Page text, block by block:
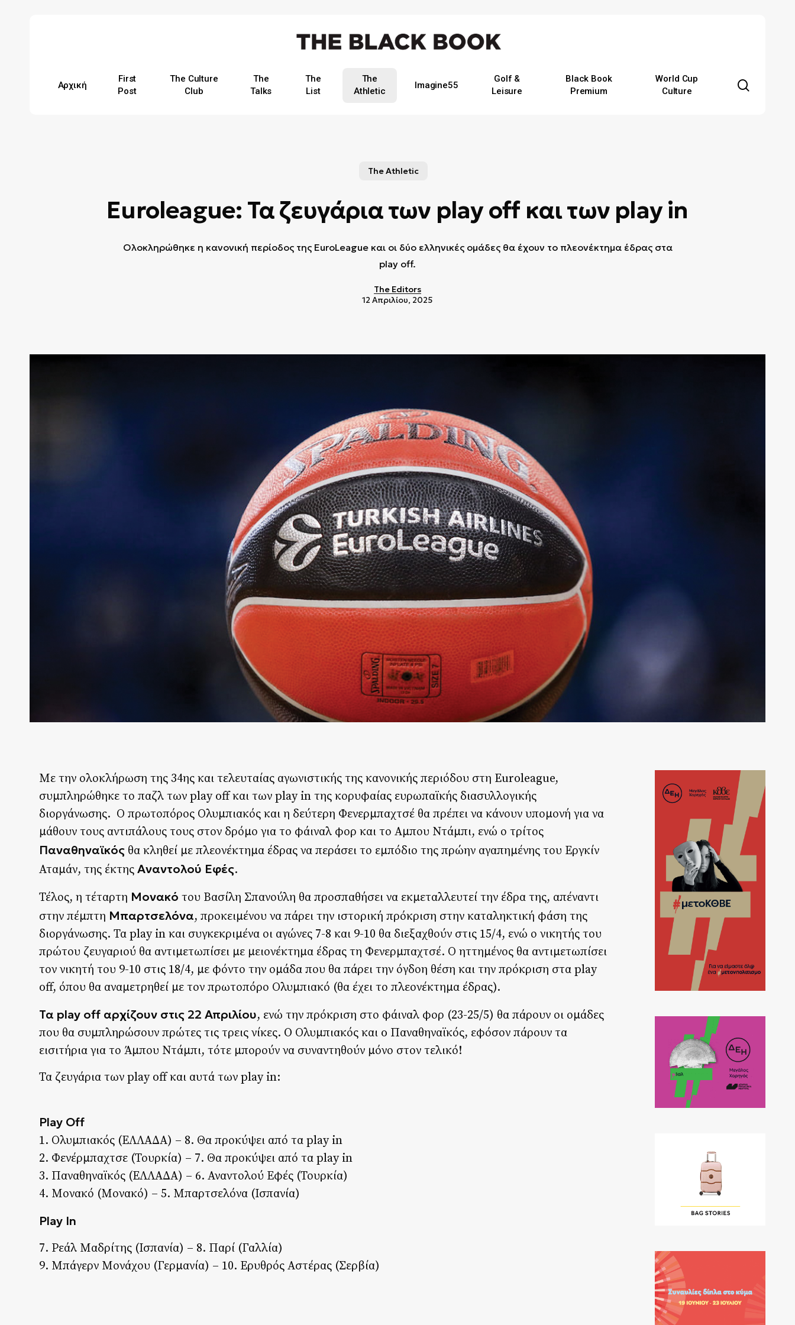
Αρχική
First
Post
The Culture
Club
The
Talks
The
List
The
Athletic
Imagine55
Golf &
Leisure
Black Book
Premium
World Cup
Culture
The Athletic
Euroleague: Τα ζευγάρια των play off και των play in
Ολοκληρώθηκε η κανονική περίοδος της EuroLeague και οι δύο ελληνικές ομάδες θα έχουν το πλεονέκτημα έδρας στα
play off.
The Editors
12 Απριλίου, 2025
Με την ολοκλήρωση της 34ης και τελευταίας αγωνιστικής της κανονικής περιόδου στη Euroleague,
συμπληρώθηκε το παζλ των play off και των play in της κορυφαίας ευρωπαϊκής διασυλλογικής
διοργάνωσης. Ο πρωτοπόρος Ολυμπιακός και η δεύτερη Φενερμπαχτσέ θα πρέπει να κάνουν υπομονή για να
μάθουν τους αντιπάλους τους στον δρόμο για το φάιναλ φορ και το Αμπου Ντάμπι, ενώ ο τρίτος
Παναθηναϊκός θα κληθεί με πλεονέκτημα έδρας να περάσει το εμπόδιο της πρώην αγαπημένης του Εργκίν
Αταμάν, της έκτηςΑναντολού Εφές.
Τέλος, η τέταρτη Μονακότου Βασίλη Σπανούλη θα προσπαθήσει να εκμεταλλευτεί την έδρα της, απέναντι
στην πέμπτη Μπαρτσελόνα, προκειμένου να πάρει την ιστορική πρόκριση στην καταληκτική φάση της
διοργάνωσης. Τα play in και συγκεκριμένα οι αγώνες 7-8 και 9-10 θα διεξαχθούν στις 15/4, ενώ ο νικητής του
πρώτου ζευγαριού θα αντιμετωπίσει με μειονέκτημα έδρας τη Φενερμπαχτσέ. Ο ηττημένος θα αντιμετωπίσει
τον νικητή του 9-10 στις 18/4, με φόντο την ομάδα που θα πάρει την όγδοη θέση και την πρόκριση στα play
off, όπου θα αναμετρηθεί με τον πρωτοπόρο Ολυμπιακό (θα έχει το πλεονέκτημα έδρας).
Τα play off αρχίζουν στις 22 Απριλίου, ενώ την πρόκριση στο φάιναλ φορ (23-25/5) θα πάρουν οι ομάδες
που θα συμπληρώσουν πρώτες τις τρεις νίκες. O Ολυμπιακός και o Παναθηναϊκός, εφόσον πάρουν τα
εισιτήρια για το Άμπου Ντάμπι, τότε μπορούν να συναντηθούν μόνο στον τελικό!
Τα ζευγάρια των play off και αυτά των play in:
Play Off
1. Ολυμπιακός (ΕΛΛΑΔΑ) – 8. Θα προκύψει από τα play in
2. Φενέρμπαχτσε (Τουρκία) – 7. Θα προκύψει από τα play in
3. Παναθηναϊκός (ΕΛΛΑΔΑ) – 6. Αναντολού Εφές (Τουρκία)
4. Μονακό (Μονακό) – 5. Μπαρτσελόνα (Ισπανία)
Play In
7. Ρεάλ Μαδρίτης (Ισπανία) – 8. Παρί (Γαλλία)
9. Μπάγερν Μονάχου (Γερμανία) – 10. Ερυθρός Αστέρας (Σερβία)